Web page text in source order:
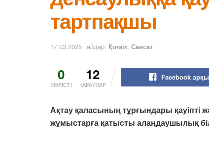
тартпақшы
17.03.2025 айдар: Қоғам, Саясат
0
БӨЛІСТІ
12
ҚАРАУЛАР
Facebook
Ақтау қаласының тұрғындары қауіпті
жұмыстарға қатысты алаңдаушылық